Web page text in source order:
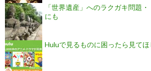
「世界遺産」へのラクガキ問題
にも
Huluで見るものに困ったら見てほ